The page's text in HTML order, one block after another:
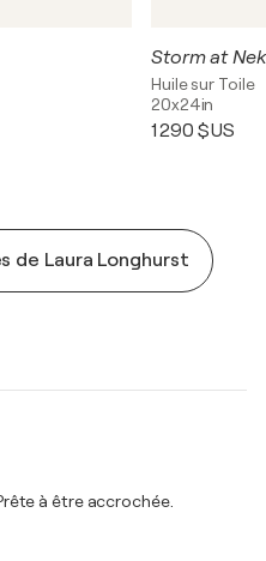
Storm at
Huile sur Toile
20x24in
1 290 $US
de Laura Longhurst
à être accrochée.